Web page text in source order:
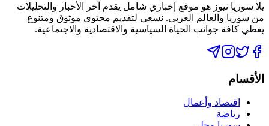
يلا سوريا نيوز هو موقع إخباري شامل يقدم آخر الأخبار والتحليلات
من سوريا والعالم العربي. نسعى لتقديم محتوى موثوق ومتنوع
يغطي كافة جوانب الحياة السياسية والاقتصادية والاجتماعية.
الأقسام
اقتصاد وأعمال
رياضة